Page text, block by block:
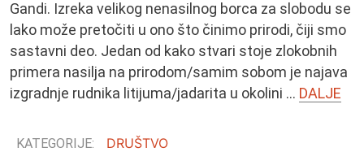
Gandi. Izreka velikog nenasilnog borca za slobodu se
lako može pretočiti u ono što činimo prirodi, čiji smo
sastavni deo. Jedan od kako stvari stoje zlokobnih
primera nasilja na prirodom/samim sobom je najava
izgradnje rudnika litijuma/jadarita u okolini … DALJE
DRUŠTVO